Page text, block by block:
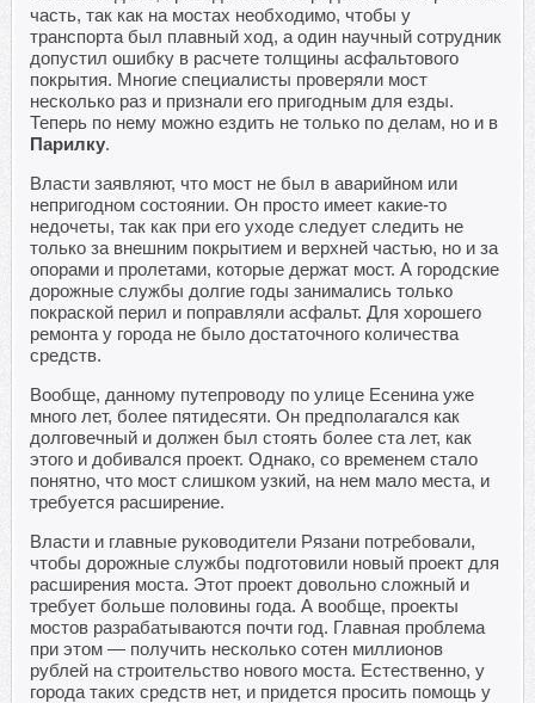
часть, так как на мостах необходимо, чтобы у
транспорта был плавный ход, а один научный сотрудник
допустил ошибку в расчете толщины асфальтового
покрытия. Многие специалисты проверяли мост
несколько раз и признали его пригодным для езды.
Теперь по нему можно ездить не только по делам, но и в
Парилку.
Власти заявляют, что мост не был в аварийном или
непригодном состоянии. Он просто имеет какие-то
недочеты, так как при его уходе следует следить не
только за внешним покрытием и верхней частью, но и за
опорами и пролетами, которые держат мост. А городские
дорожные службы долгие годы занимались только
покраской перил и поправляли асфальт. Для хорошего
ремонта у города не было достаточного количества
средств.
Вообще, данному путепроводу по улице Есенина уже
много лет, более пятидесяти. Он предполагался как
долговечный и должен был стоять более ста лет, как
этого и добивался проект. Однако, со временем стало
понятно, что мост слишком узкий, на нем мало места, и
требуется расширение.
Власти и главные руководители Рязани потребовали,
чтобы дорожные службы подготовили новый проект для
расширения моста. Этот проект довольно сложный и
требует больше половины года. А вообще, проекты
мостов разрабатываются почти год. Главная проблема
при этом — получить несколько сотен миллионов
рублей на строительство нового моста. Естественно, у
города таких средств нет, и придется просить помощь у